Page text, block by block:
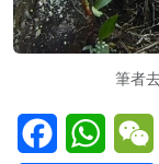
筆者
Facebook